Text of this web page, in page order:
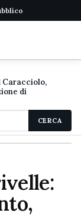
Caracciolo,
di
CERCA